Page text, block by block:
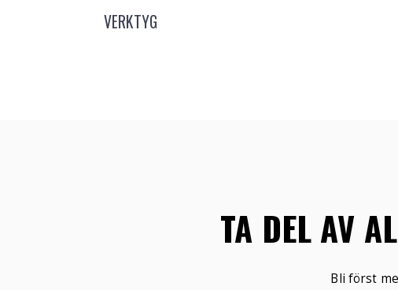
VERKTYG
TA DEL AV
Bli först